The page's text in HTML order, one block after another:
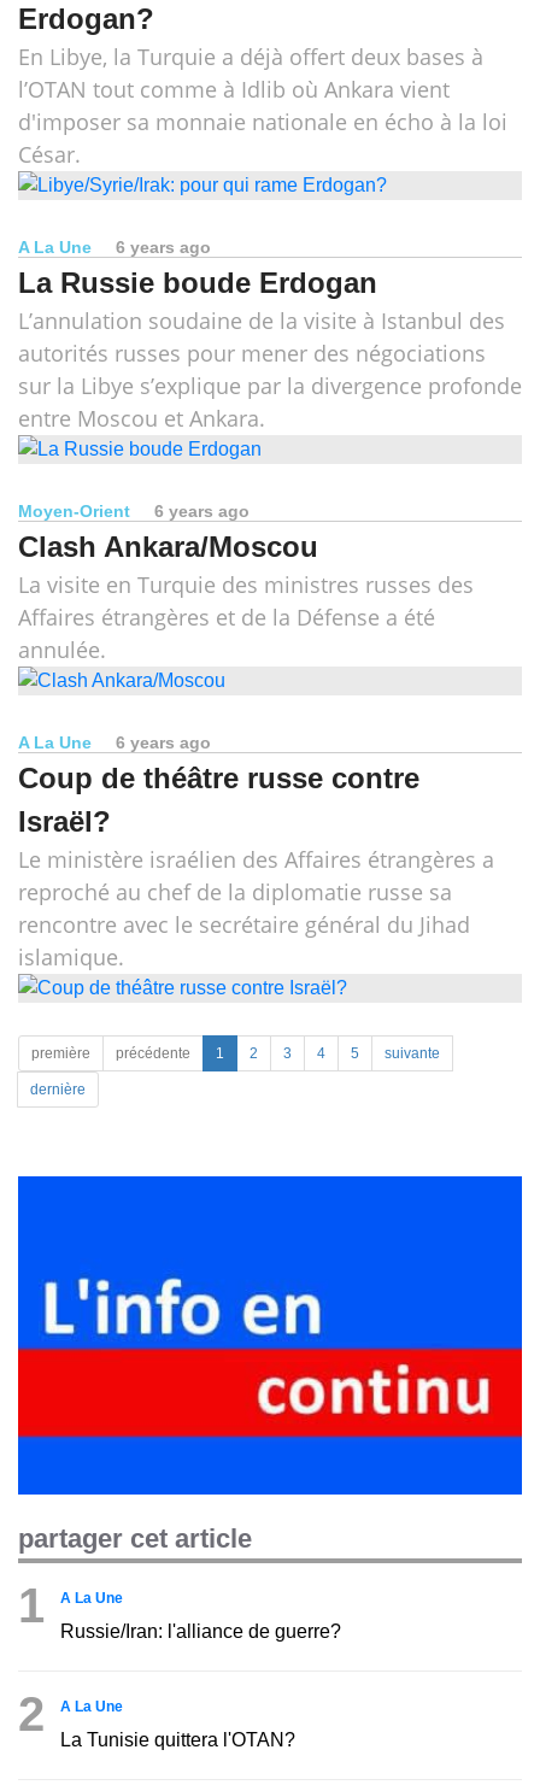
Erdogan?
En Libye, la Turquie a déjà offert deux bases à
l’OTAN tout comme à Idlib où Ankara vient
d'imposer sa monnaie nationale en écho à la loi
César.
A La Une 6 years ago
La Russie boude Erdogan
L’annulation soudaine de la visite à Istanbul des
autorités russes pour mener des négociations
sur la Libye s’explique par la divergence profonde
entre Moscou et Ankara.
Moyen-Orient 6 years ago
Clash Ankara/Moscou
La visite en Turquie des ministres russes des
Affaires étrangères et de la Défense a été
annulée.
A La Une 6 years ago
Coup de théâtre russe contre
Israël?
Le ministère israélien des Affaires étrangères a
reproché au chef de la diplomatie russe sa
rencontre avec le secrétaire général du Jihad
islamique.
première précédente 1 2 3 4 5 suivante
dernière
partager cet article
1 A La Une
Russie/Iran: l'alliance de guerre?
2 A La Une
La Tunisie quittera l'OTAN?